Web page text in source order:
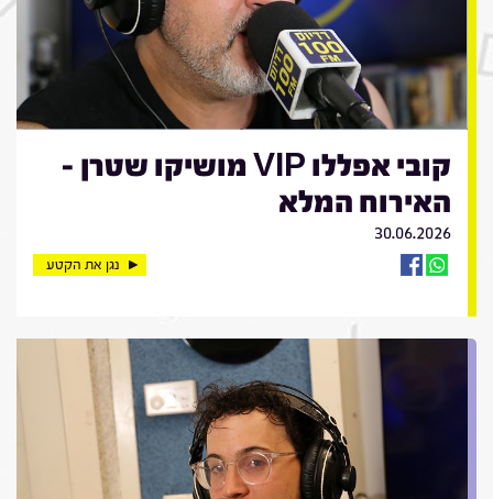
קובי אפללו VIP מושיקו שטרן -
האירוח המלא
30.06.2026
נגן את הקטע